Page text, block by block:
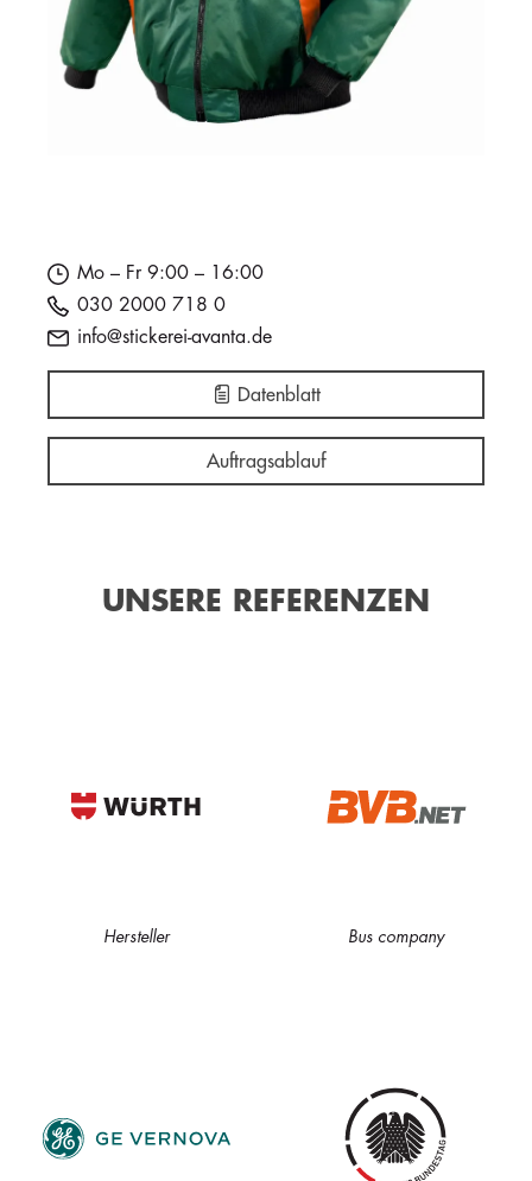
Mo – Fr 9:00 – 16:00
030 2000 718 0
info@stickerei-avanta.de
Datenblatt
Auftragsablauf
UNSERE REFERENZEN
Hersteller Bus company